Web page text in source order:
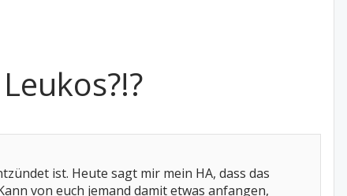
ist. Heute sagt mir mein HA, dass das
von euch jemand damit etwas anfangen,